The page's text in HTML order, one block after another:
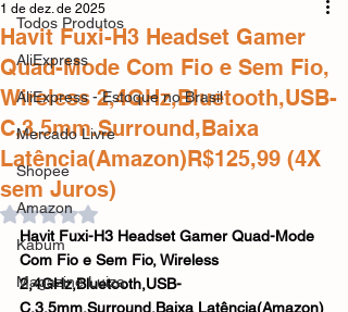
Todos Produtos
AliExpress
AliExpress - Estoque no Brasil
Mercado Livre
Shopee
Amazon
Kabum
Magazine Luiza
Havit Fuxi-H3 Headset Gamer
Quad-Mode Com Fio e Sem Fio,
Wireless 2,4GHz,Bluetooth,USB-
C,3,5mm.Surround,Baixa
Latência(Amazon)R$125,99 (4X
sem Juros)
1 de dez. de 2025
Avaliado com NaN de 5 estrelas.
Havit Fuxi-H3 Headset Gamer Quad-Mode
Com Fio e Sem Fio, Wireless
2,4GHz,Bluetooth,USB-
C,3,5mm.Surround,Baixa Latência(Amazon)